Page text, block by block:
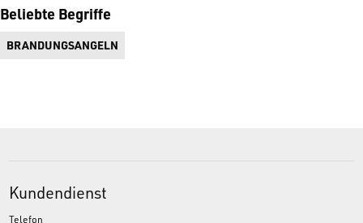
Magsealed Schutzsystem.
Beliebte Begriffe
BRANDUNGSANGELN
Kundendienst
Telefon